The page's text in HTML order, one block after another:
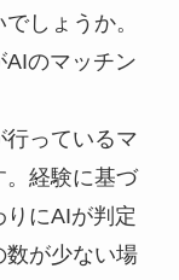
しょうか。
のマッチン
行っているマ
。経験に基づ
にAIが判定
数が少ない場